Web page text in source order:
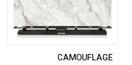
CAMOUFLAGE